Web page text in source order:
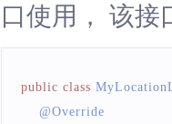
口使用， 该接
public class
    @
Override